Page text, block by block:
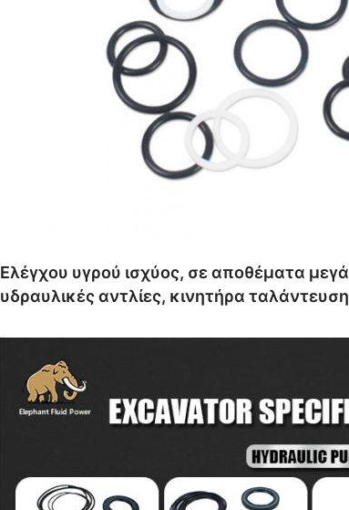
Ελέγχου υγρού ισχύος, σε αποθέματα
υδραυλικές αντλίες, κινητήρα